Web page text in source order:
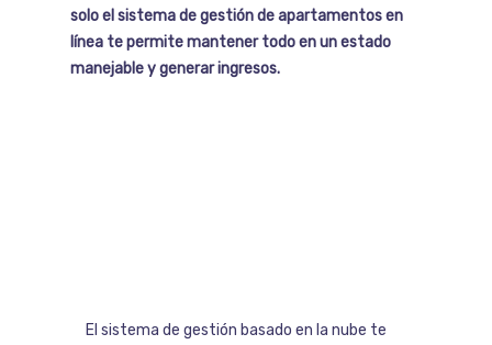
solo el sistema de gestión de apartamentos en
línea te permite mantener todo en un estado
manejable y generar ingresos.
El sistema de gestión basado en la nube te